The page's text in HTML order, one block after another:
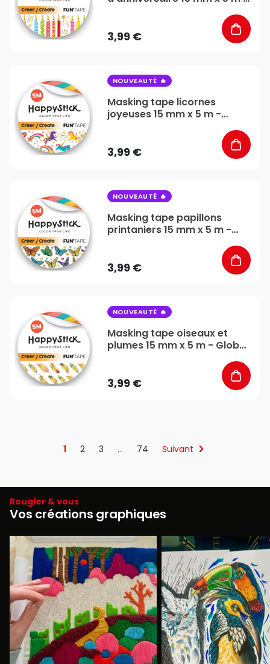
3,99 €
NOUVEAUTÉ
Masking tape licornes
joyeuses 15 mm x 5 m -
3,99 €
NOUVEAUTÉ
Masking tape papillons
printaniers 15 mm x 5 m -
3,99 €
NOUVEAUTÉ
Masking tape oiseaux et
plumes 15 mm x 5 m - Global
3,99 €
1 2 3 … 74 Suivant
Rougier & vous
Vos créations graphiques